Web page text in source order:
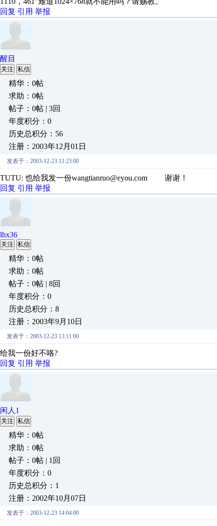
回复 引用 举报
醒目
关注 私信
精华：0帖
求助：0帖
帖子：0帖 | 3回
年度积分：0
历史总积分：56
注册：2003年12月01日
发表于：2003-12-23 11:23:00
TUTU: 也给我发一份wangtianruo@eyou.com 谢谢！
回复 引用 举报
lhx36
关注 私信
精华：0帖
求助：0帖
帖子：0帖 | 8回
年度积分：0
历史总积分：8
注册：2003年9月10日
发表于：2003-12-23 13:11:00
给我一份好不咯?
回复 引用 举报
闲人1
关注 私信
精华：0帖
求助：0帖
帖子：0帖 | 1回
年度积分：0
历史总积分：1
注册：2002年10月07日
发表于：2003-12-23 14:04:00